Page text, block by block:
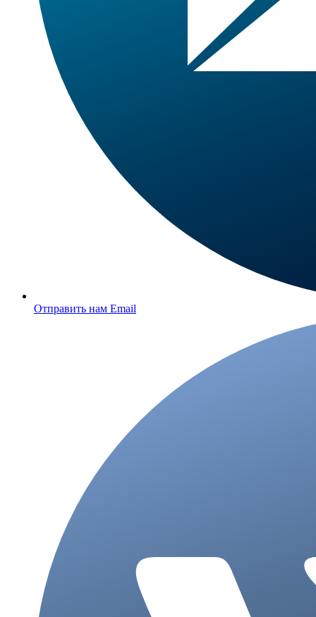
Отправить нам Email